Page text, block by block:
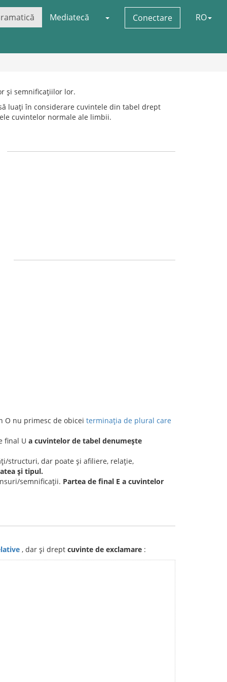
Mediatecă Conectare RO
și semnificațiilor lor.
luați în considerare cuvintele din tabel drept
cuvintelor normale ale limbii.
O nu primesc de obicei terminația de plural care
final U a cuvintelor de tabel denumește
structuri, dar poate și afiliere, relație,
și tipul.
semnificații. Partea de final E a cuvintelor
, dar și drept cuvinte de exclamare :